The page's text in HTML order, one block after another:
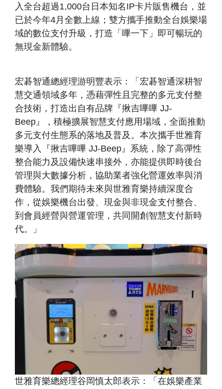
入全台超過1,000台日本知名IP卡片販售機台，並
已於今年4月全數上線；雙方攜手推動全台娛樂場
域的數位支付升級，打造「嗶一下」即可暢玩的
無現金新體驗。
宏碁智通總經理游明豐表示：「宏碁智通深耕智
慧交通領域多年，憑藉彈性且完整的多元支付整
合技術，打造出自有品牌『揪吉嗶嗶 JJ-
Beep』，積極擴展智慧支付應用場域，全面推動
多元支付生態系的落地及普及。本次攜手世雅育
樂導入『揪吉嗶嗶 JJ-Beep』系統，除了高彈性
整合能力及設備快速串接外，亦能提供即時後台
管理與大數據分析，協助業者強化營運效率與消
費體驗。我們期待未來與世雅育樂持續深度合
作，從娛樂機台出發、現金與非現金支付整合、
到會員經營與營運管理，共同開創智慧支付新時
代。」
世雅育樂總經理谷岡慎太郎表示：「在娛樂產業